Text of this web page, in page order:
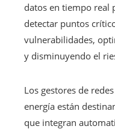
datos en tiempo real
detectar puntos
vulnerabilidades,
y disminuyendo el
Los gestores de
energía están
que integran